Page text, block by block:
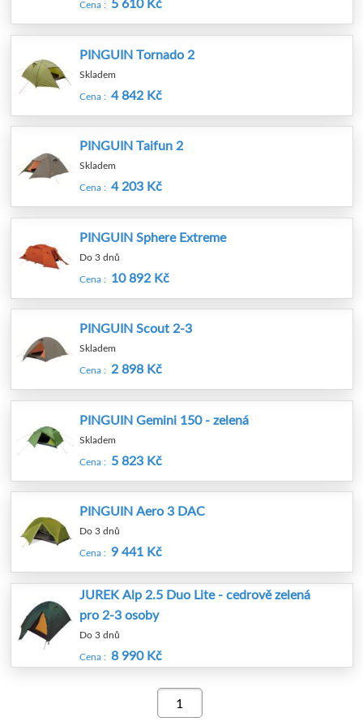
Cena : 5 610 Kč
PINGUIN Tornado 2
Skladem
Cena : 4 842 Kč
PINGUIN Taifun 2
Skladem
Cena : 4 203 Kč
PINGUIN Sphere Extreme
Do 3 dnů
Cena : 10 892 Kč
PINGUIN Scout 2-3
Skladem
Cena : 2 898 Kč
PINGUIN Gemini 150 - zelená
Skladem
Cena : 5 823 Kč
PINGUIN Aero 3 DAC
Do 3 dnů
Cena : 9 441 Kč
JUREK Alp 2.5 Duo Lite - cedrově zelená
pro 2-3 osoby
Do 3 dnů
Cena : 8 990 Kč